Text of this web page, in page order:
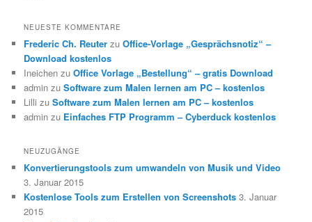
NEUESTE KOMMENTARE
Frederic Ch. Reuter zuOffice-Vorlage „Gesprächsnotiz“ –
Download kostenlos
Ineichen zuOffice Vorlage „Bestellung“ – gratis Download
admin zuSoftware zum Malen lernen am PC – kostenlos
Lilli zuSoftware zum Malen lernen am PC – kostenlos
admin zu Einfaches FTP Programm – Cyberduck kostenlos
NEUZUGÄNGE
Konvertierungstools zum umwandeln von Musik und Video
3. Januar 2015
Kostenlose Tools zum Erstellen von Screenshots 3. Januar
2015